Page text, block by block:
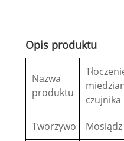
Opis produktu
Nazwa
produktu
czujnika
Tworzywo